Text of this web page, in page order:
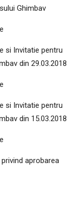
Ghimbav
si Invitatie pentru
din 29.03.2018
si Invitatie pentru
din 15.03.2018
aprobarea